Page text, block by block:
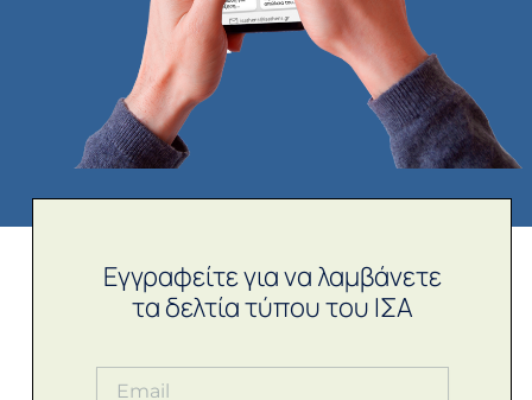
Εγγραφείτε για να λαμβάνετε
τα δελτία τύπου του ΙΣΑ